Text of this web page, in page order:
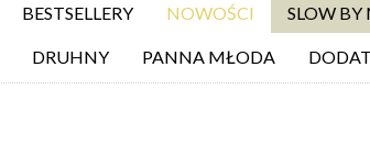
BESTSELLERY NOWOŚCI SLOW BY
DRUHNY PANNA MŁODA